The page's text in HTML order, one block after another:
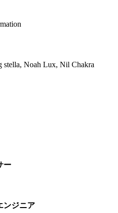
stella, Noah Lux, Nil Chakra
ー
ンジニア